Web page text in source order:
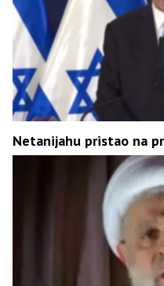
Netanijahu pristao na